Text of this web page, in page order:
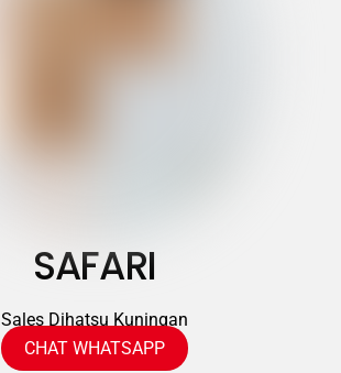
SAFARI
Sales Dihatsu Kuningan
CHAT WHATSAPP